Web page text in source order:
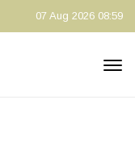
07 Aug 2026 08:59